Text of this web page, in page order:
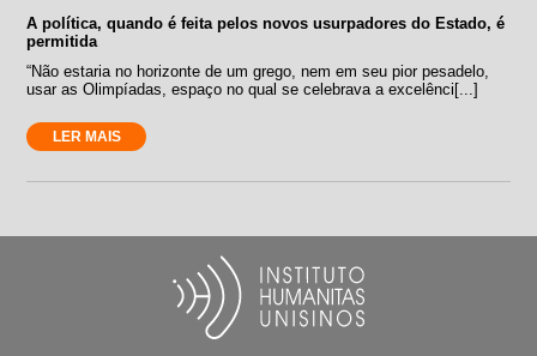
A política, quando é feita pelos novos usurpadores do Estado, é
permitida
“Não estaria no horizonte de um grego, nem em seu pior pesadelo,
usar as Olimpíadas, espaço no qual se celebrava a excelênci[...]
LER MAIS